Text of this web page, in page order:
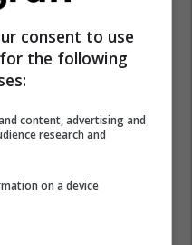
consent to use
the following
content, advertising and
research and
on a device